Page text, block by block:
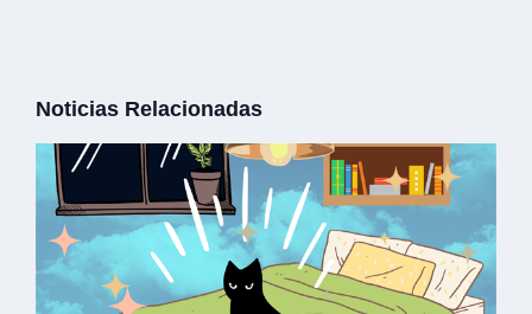
Noticias Relacionadas